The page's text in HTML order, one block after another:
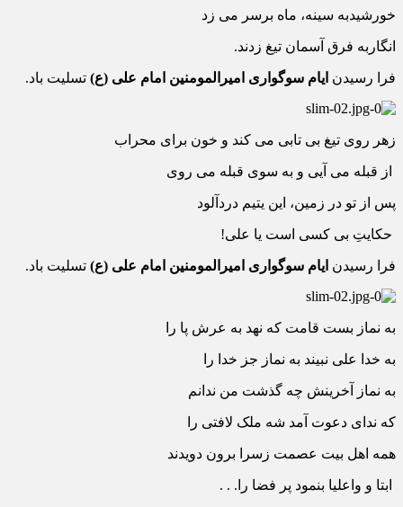
خورشیدبه سینه، ماه برسر می زد
انگاربه فرق آسمان تیغ زدند.
فرا رسیدن ایام سوگواری امیرالمومنین امام علی (ع) تسلیت باد.
زهر روی تیغ بی تابی می کند و خون برای محراب
از قبله می آیی و به سوی قبله می روی
پس از تو در زمین، این یتیم دردآلود
حکایتِ بی کسی است یا علی!
فرا رسیدن ایام سوگواری امیرالمومنین امام علی (ع) تسلیت باد.
به نماز بست قامت که نهد به عرش پا را
به خدا علی نبیند به نماز جز خدا را
به نماز آخرینش چه گذشت من ندانم
که ندای دعوت آمد شه ملک لافتی را
همه اهل بیت عصمت زسرا برون دویدند
ابتا و واعلیا بنمود پر فضا را. . .